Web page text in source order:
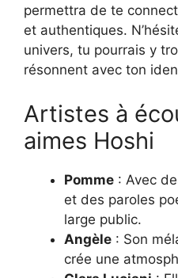
permettra de te
et authentiques.
univers, tu pourrais y
résonnent avec ton
Artistes à
aimes Hoshi
Pomme : Avec
et des paroles
large public.
Angèle : Son
crée une